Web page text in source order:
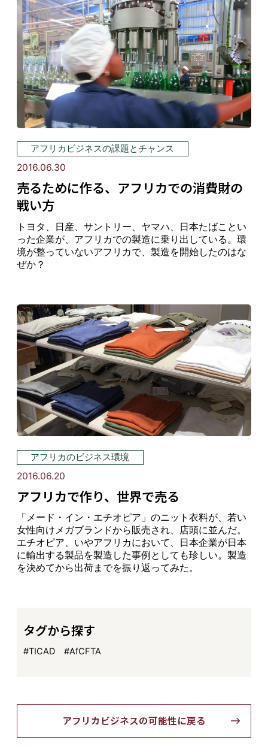
アフリカビジネスの課題とチャンス
2016.06.30
売るために作る、アフリカでの消費財の
戦い方
トヨタ、日産、サントリー、ヤマハ、日本たばことい
った企業が、アフリカでの製造に乗り出している。環
境が整っていないアフリカで、製造を開始したのはな
ぜか？
アフリカのビジネス環境
2016.06.20
アフリカで作り、世界で売る
「メード・イン・エチオピア」のニット衣料が、若い
女性向けメガブランドから販売され、店頭に並んだ。
エチオピア、いやアフリカにおいて、日本企業が日本
に輸出する製品を製造した事例としても珍しい。製造
を決めてから出荷までを振り返ってみた。
タグから探す
#TICAD #AfCFTA
アフリカビジネスの可能性に戻る